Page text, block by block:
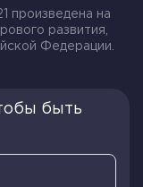
произведена на
развития,
Федерации.
быть